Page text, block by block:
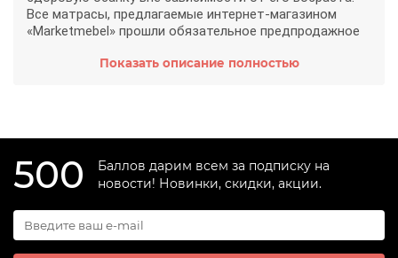
Все матрасы, предлагаемые интернет-магазином
«Marketmebel» прошли обязательное предпродажное
здоровыми позвоночниками, а также с небольшими
международным гигиеническим стандартам,
одобрены Росздравнадзором, что гарантирует
долговечность и надежность в использовании. В
широком ассортименте «IPmebel» вы найдете
аксессуары для младенцев, детей до 3 лет, дошколят
и подростков.
Показать описание полностью
500
Баллов дарим всем за подписку на
новости! Новинки, скидки, акции.